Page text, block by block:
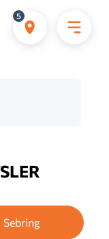
5
Sebring